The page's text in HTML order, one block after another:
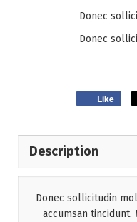
Donec
Donec
Like
Description
Donec sollicitudin
accumsan